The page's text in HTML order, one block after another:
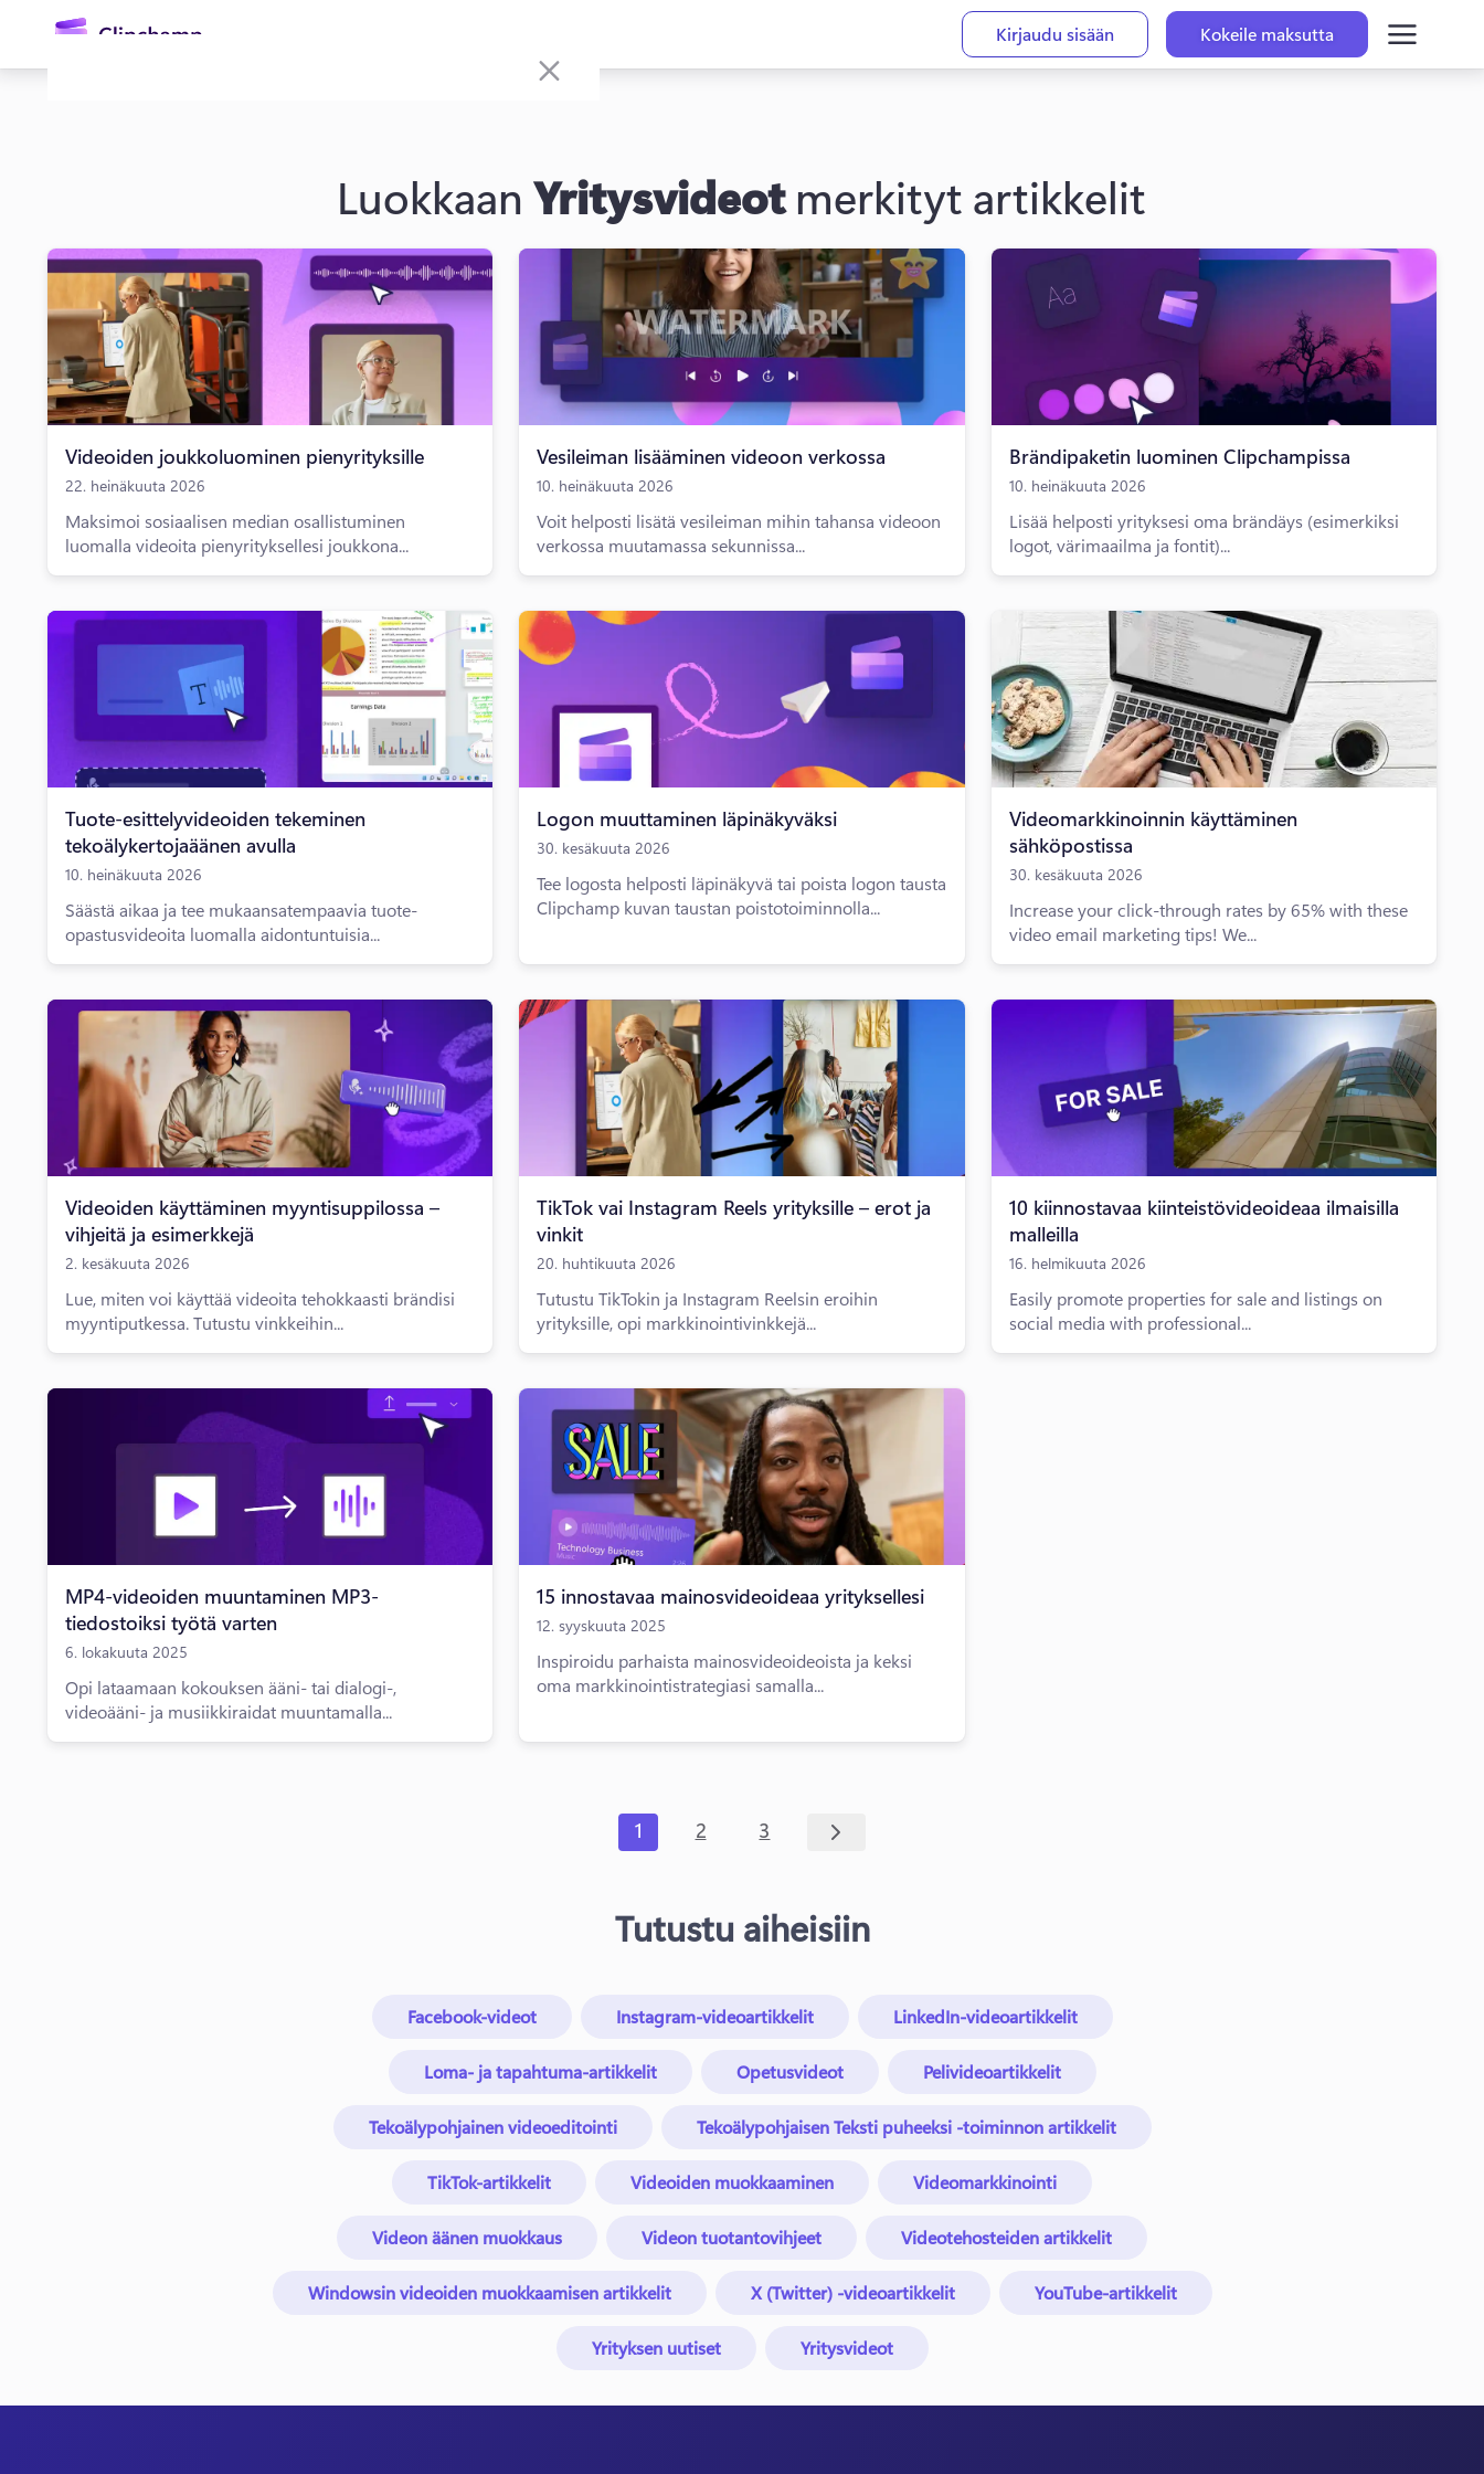
Kirjaudu sisään Kokeile maksutta
Kirjaudu sisään
Kokeile maksutta
LuokkaanYritysvideotmerkityt artikkelit
Videoiden joukkoluominen pienyrityksille
22. heinäkuuta 2026
Maksimoi sosiaalisen median osallistuminen
luomalla videoita pienyrityksellesi joukkona...
Vesileiman lisääminen videoon verkossa
10. heinäkuuta 2026
Voit helposti lisätä vesileiman mihin tahansa videoon
verkossa muutamassa sekunnissa...
Brändipaketin luominen Clipchampissa
10. heinäkuuta 2026
Lisää helposti yrityksesi oma brändäys (esimerkiksi
logot, värimaailma ja fontit)...
Tuote-esittelyvideoiden tekeminen
tekoälykertojaäänen avulla
10. heinäkuuta 2026
Säästä aikaa ja tee mukaansatempaavia tuote-
opastusvideoita luomalla aidontuntuisia...
Logon muuttaminen läpinäkyväksi
30. kesäkuuta 2026
Tee logosta helposti läpinäkyvä tai poista logon tausta
Clipchamp kuvan taustan poistotoiminnolla...
Videomarkkinoinnin käyttäminen
sähköpostissa
30. kesäkuuta 2026
Increase your click-through rates by 65% with these
video email marketing tips! We...
Videoiden käyttäminen myyntisuppilossa –
vihjeitä ja esimerkkejä
2. kesäkuuta 2026
Lue, miten voi käyttää videoita tehokkaasti brändisi
myyntiputkessa. Tutustu vinkkeihin...
TikTok vai Instagram Reels yrityksille – erot ja
vinkit
20. huhtikuuta 2026
Tutustu TikTokin ja Instagram Reelsin eroihin
yrityksille, opi markkinointivinkkejä...
10 kiinnostavaa kiinteistövideoideaa ilmaisilla
malleilla
16. helmikuuta 2026
Easily promote properties for sale and listings on
social media with professional...
MP4-videoiden muuntaminen MP3-
tiedostoiksi työtä varten
6. lokakuuta 2025
Opi lataamaan kokouksen ääni- tai dialogi-,
videoääni- ja musiikkiraidat muuntamalla...
15 innostavaa mainosvideoideaa yrityksellesi
12. syyskuuta 2025
Inspiroidu parhaista mainosvideoideoista ja keksi
oma markkinointistrategiasi samalla...
1 2 3
Tutustu aiheisiin
Facebook-videot Instagram-videoartikkelit LinkedIn-videoartikkelit
Loma- ja tapahtuma-artikkelit Opetusvideot Pelivideoartikkelit
Tekoälypohjainen videoeditointi Tekoälypohjaisen Teksti puheeksi -toiminnon artikkelit
TikTok-artikkelit Videoiden muokkaaminen Videomarkkinointi
Videon äänen muokkaus Videon tuotantovihjeet Videotehosteiden artikkelit
Windowsin videoiden muokkaamisen artikkelit X (Twitter) -videoartikkelit YouTube-artikkelit
Yrityksen uutiset Yritysvideot